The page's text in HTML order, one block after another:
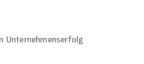
Unternehmenserfolg